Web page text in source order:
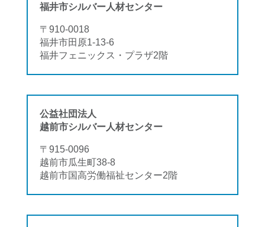
福井市シルバー人材センター
〒910-0018
福井市田原1-13-6
福井フェニックス・プラザ2階
公益社団法人
越前市シルバー人材センター
〒915-0096
越前市瓜生町38-8
越前市国高労働福祉センター2階